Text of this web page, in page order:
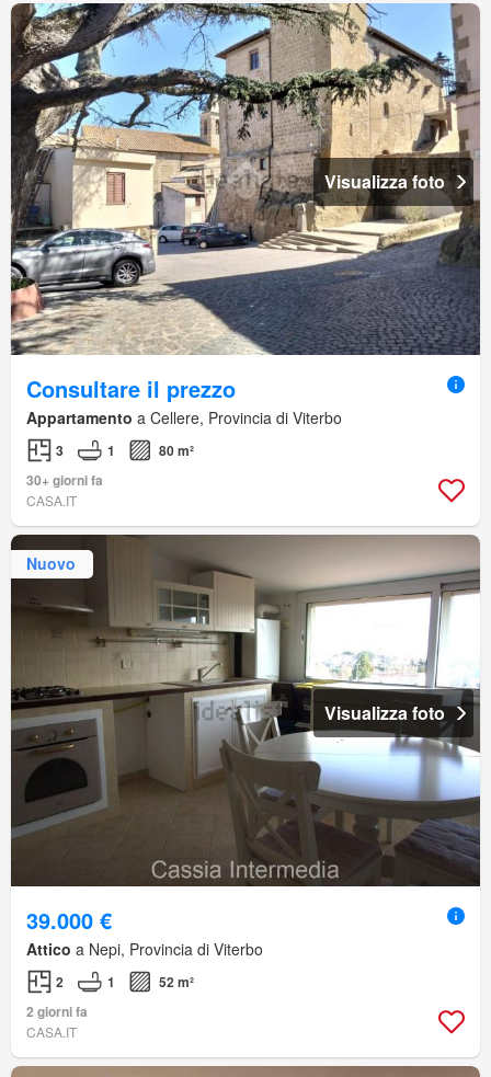
Visualizza foto
Consultare il prezzo
Appartamento a Cellere, Provincia di Viterbo
3 1
80 m²
30+ giorni fa
CASA.IT
Nuovo
Visualizza foto
39.000 €
Attico a Nepi, Provincia di Viterbo
2 1
52 m²
2 giorni fa
CASA.IT